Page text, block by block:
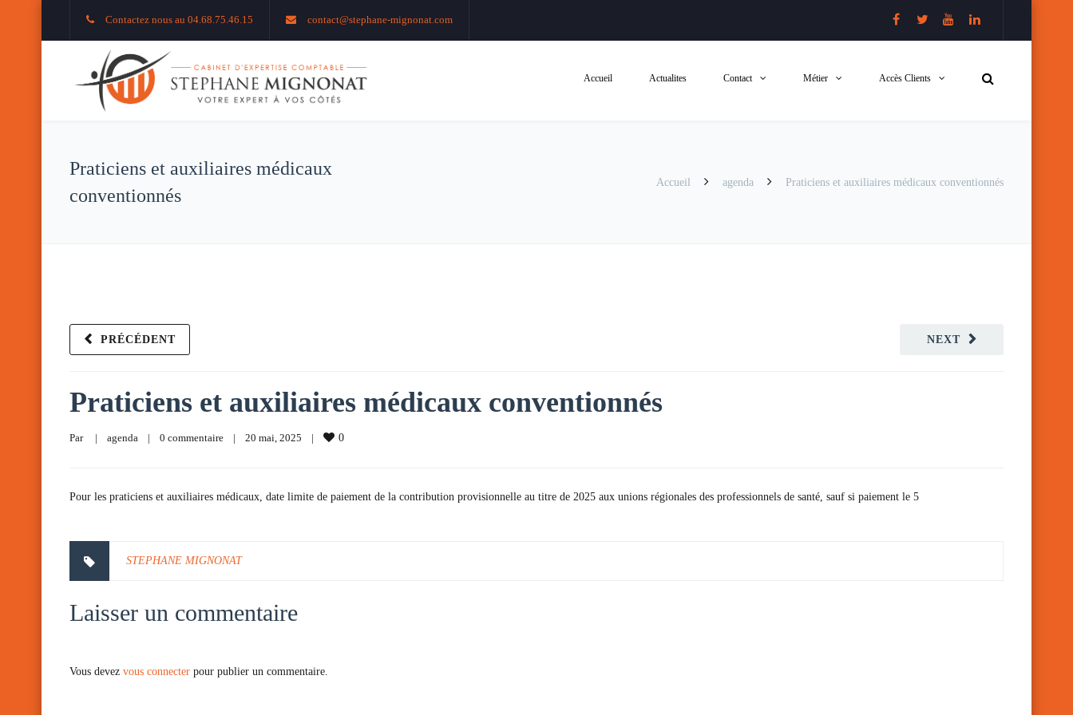
Contactez nous au 04.68.75.46.15 contact@stephane-mignonat.com
Accueil Actualites Contact Métier Accès Clients
Praticiens et auxiliaires médicaux
conventionnés
Accueil agenda Praticiens et auxiliaires médicaux conventionnés
NEXT
PRÉCÉDENT
Praticiens et auxiliaires médicaux conventionnés
Par | agenda | 0 commentaire | 20 mai, 2025 | 0
Pour les praticiens et auxiliaires médicaux, date limite de paiement de la contribution provisionnelle au titre de 2025 aux unions régionales des professionnels de santé, sauf si paiement le 5
STEPHANE MIGNONAT
Laisser un commentaire
Vous devez vous connecter pour publier un commentaire.